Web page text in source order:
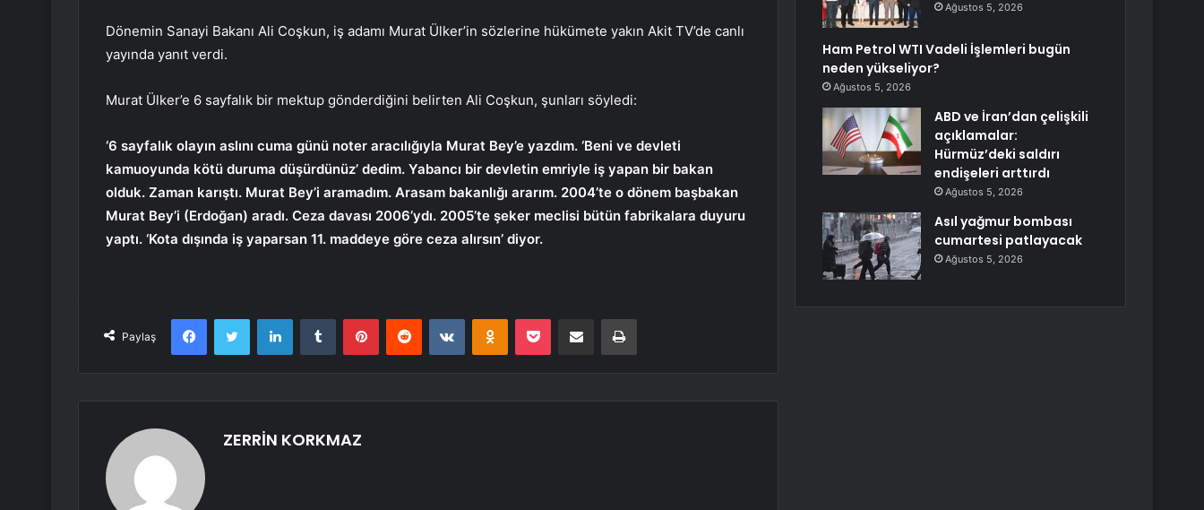
Dönemin Sanayi Bakanı Ali Coşkun, iş adamı Murat Ülker’in sözlerine hükümete yakın Akit TV’de canlı
yayında yanıt verdi.
Murat Ülker’e 6 sayfalık bir mektup gönderdiğini belirten Ali Coşkun, şunları söyledi:
‘6 sayfalık olayın aslını cuma günü noter aracılığıyla Murat Bey’e yazdım. ‘Beni ve devleti
kamuoyunda kötü duruma düşürdünüz’ dedim. Yabancı bir devletin emriyle iş yapan bir bakan
olduk. Zaman karıştı. Murat Bey’i aramadım. Arasam bakanlığı ararım. 2004’te o dönem başbakan
Murat Bey’i (Erdoğan) aradı. Ceza davası 2006’ydı. 2005’te şeker meclisi bütün fabrikalara duyuru
yaptı. ‘Kota dışında iş yaparsan 11. maddeye göre ceza alırsın’ diyor.
Paylaş
FacebookTwitter LinkedInTumblr PinterestReddit VKontakteOdnoklassniki
Pocket E-Posta ile paylaş Yazdır
ZERRİN KORKMAZ
Ağustos 5, 2026
Ham Petrol WTI Vadeli İşlemleri bugün
neden yükseliyor?
Ağustos 5, 2026
ABD ve İran’dan çelişkili
açıklamalar:
Hürmüz’deki saldırı
endişeleri arttırdı
Ağustos 5, 2026
Asıl yağmur bombası
cumartesi patlayacak
Ağustos 5, 2026